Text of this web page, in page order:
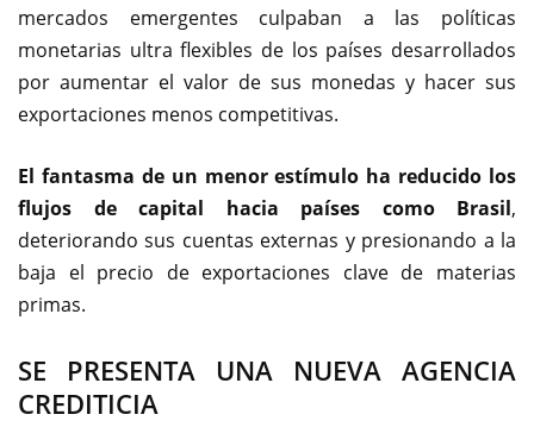
mercados emergentes culpaban a las políticas
monetarias ultra flexibles de los países desarrollados
por aumentar el valor de sus monedas y hacer sus
exportaciones menos competitivas.
El fantasma de un menor estímulo ha reducido los
flujos de capital hacia países como Brasil,
deteriorando sus cuentas externas y presionando a la
baja el precio de exportaciones clave de materias
primas.
SE PRESENTA UNA NUEVA AGENCIA
CREDITICIA